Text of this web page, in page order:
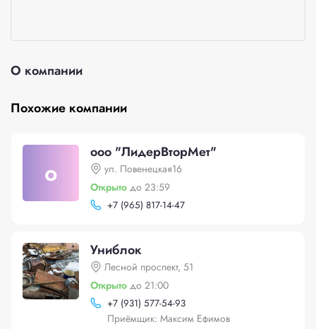
О компании
Похожие компании
о
ооо "ЛидерВторМет"
ул. Повенецкая16
Открыто до 23:59
+7 (965) 817-14-47
Униблок
Лесной проспект, 51
Открыто до 21:00
+7 (931) 577-54-93
Приёмщик: Максим Ефимов